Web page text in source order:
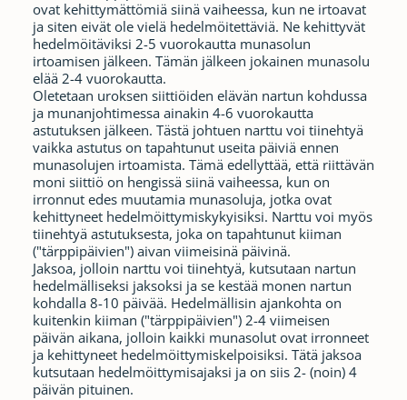
ovat kehittymättömiä siinä vaiheessa, kun ne irtoavat
ja siten eivät ole vielä hedelmöitettäviä. Ne kehittyvät
hedelmöitäviksi 2-5 vuorokautta munasolun
irtoamisen jälkeen. Tämän jälkeen jokainen munasolu
elää 2-4 vuorokautta.
Oletetaan uroksen siittiöiden elävän nartun kohdussa
ja munanjohtimessa ainakin 4-6 vuorokautta
astutuksen jälkeen. Tästä johtuen narttu voi tiinehtyä
vaikka astutus on tapahtunut useita päiviä ennen
munasolujen irtoamista. Tämä edellyttää, että riittävän
moni siittiö on hengissä siinä vaiheessa, kun on
irronnut edes muutamia munasoluja, jotka ovat
kehittyneet hedelmöittymiskykyisiksi. Narttu voi myös
tiinehtyä astutuksesta, joka on tapahtunut kiiman
("tärppipäivien") aivan viimeisinä päivinä.
Jaksoa, jolloin narttu voi tiinehtyä, kutsutaan nartun
hedelmälliseksi jaksoksi ja se kestää monen nartun
kohdalla 8-10 päivää. Hedelmällisin ajankohta on
kuitenkin kiiman ("tärppipäivien") 2-4 viimeisen
päivän aikana, jolloin kaikki munasolut ovat irronneet
ja kehittyneet hedelmöittymiskelpoisiksi. Tätä jaksoa
kutsutaan hedelmöittymisajaksi ja on siis 2- (noin) 4
päivän pituinen.